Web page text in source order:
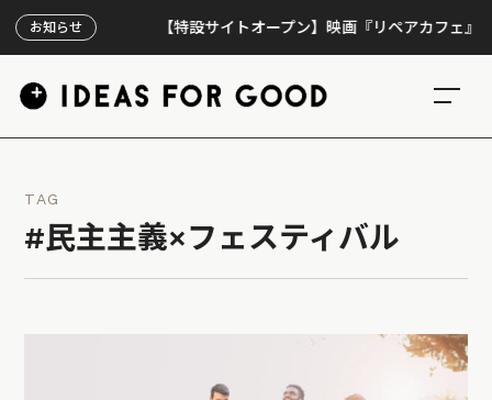
お知らせ 【特設サイトオープン】映画『リペアカフェ』、上映
TAG
#民主主義×フェスティバル